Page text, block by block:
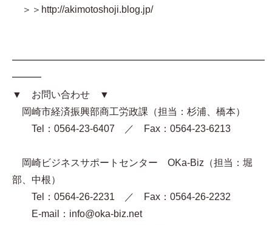
＞＞http://akimotoshoji.blog.jp/
━━━━━━━━━━━━━━━━━━━━━━━━━━
━━━
▼ お問い合わせ ▼
岡崎市経済振興部商工労政課（担当：杉浦、橋本）
Tel：0564-23-6407 ／ Fax：0564-23-6213
岡崎ビジネスサポートセンター OKa-Biz（担当：堀
部、中根）
Tel：0564-26-2231 ／ Fax：0564-26-2232
E-mail：info@oka-biz.net